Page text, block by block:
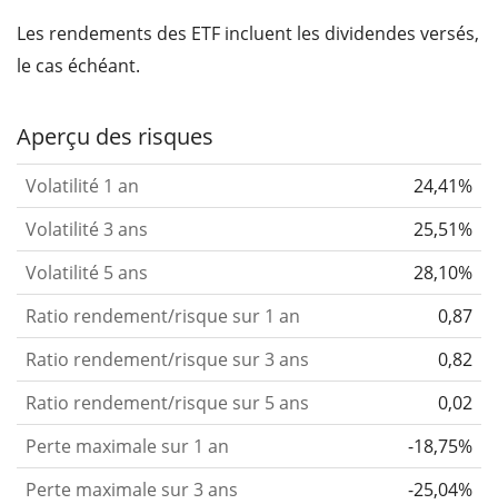
Les rendements des ETF incluent les dividendes versés,
le cas échéant.
Aperçu des risques
Volatilité 1 an
24,41%
Volatilité 3 ans
25,51%
Volatilité 5 ans
28,10%
Ratio rendement/risque sur 1 an
0,87
Ratio rendement/risque sur 3 ans
0,82
Ratio rendement/risque sur 5 ans
0,02
Perte maximale sur 1 an
-18,75%
Perte maximale sur 3 ans
-25,04%